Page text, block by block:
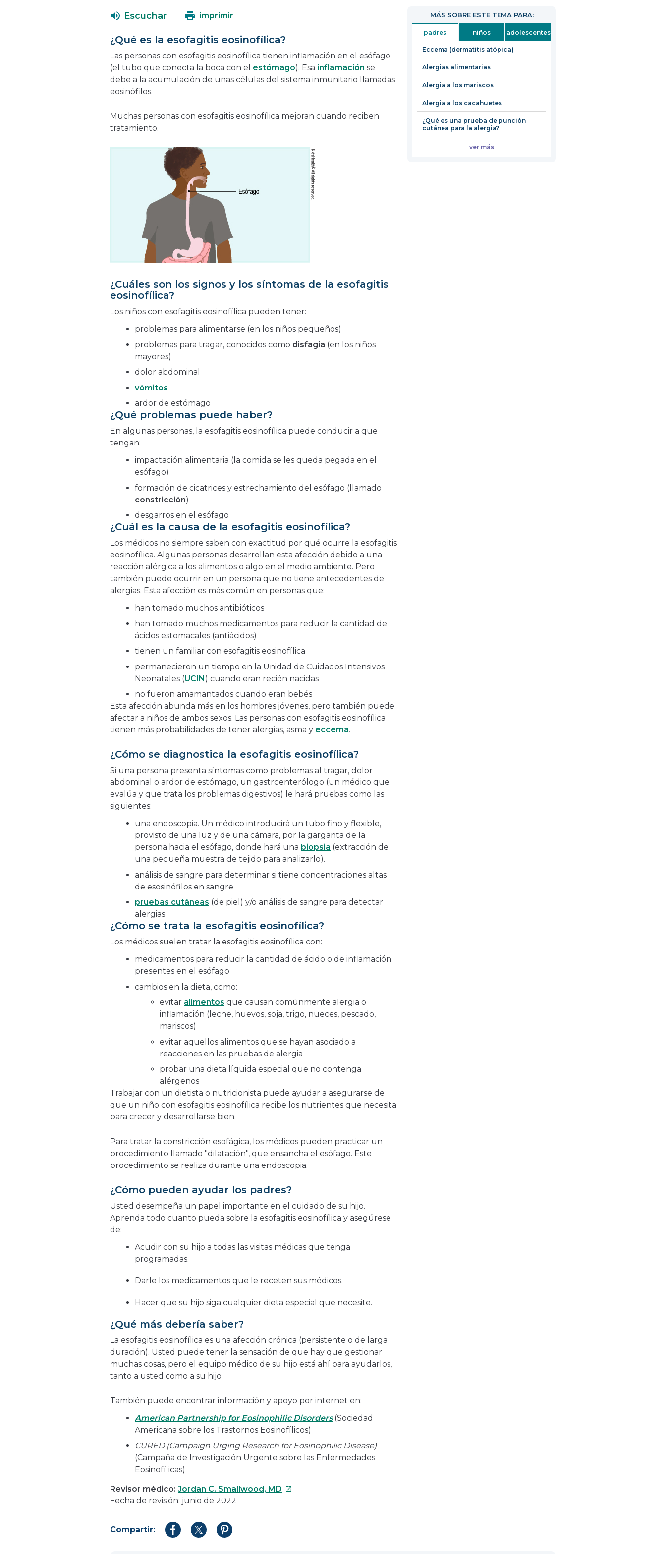
ventana
ventana
Escuchar imprimir
¿Qué es la esofagitis eosinofílica?
Las personas con esofagitis eosinofílica tienen inflamación en el esófago
(el tubo que conecta la boca con el estómago). Esa inflamación se
debe a la acumulación de unas células del sistema inmunitario llamadas
eosinófilos.
Muchas personas con esofagitis eosinofílica mejoran cuando reciben
tratamiento.
¿Cuáles son los signos y los síntomas de la esofagitis
eosinofílica?
Los niños con esofagitis eosinofílica pueden tener:
problemas para alimentarse (en los niños pequeños)
problemas para tragar, conocidos como disfagia (en los niños
mayores)
dolor abdominal
vómitos
ardor de estómago
¿Qué problemas puede haber?
En algunas personas, la esofagitis eosinofílica puede conducir a que
tengan:
impactación alimentaria (la comida se les queda pegada en el
esófago)
formación de cicatrices y estrechamiento del esófago (llamado
constricción)
desgarros en el esófago
¿Cuál es la causa de la esofagitis eosinofílica?
Los médicos no siempre saben con exactitud por qué ocurre la esofagitis
eosinofílica. Algunas personas desarrollan esta afección debido a una
reacción alérgica a los alimentos o algo en el medio ambiente. Pero
también puede ocurrir en un persona que no tiene antecedentes de
alergias. Esta afección es más común en personas que:
han tomado muchos antibióticos
han tomado muchos medicamentos para reducir la cantidad de
ácidos estomacales (antiácidos)
tienen un familiar con esofagitis eosinofílica
permanecieron un tiempo en la Unidad de Cuidados Intensivos
Neonatales (UCIN) cuando eran recién nacidas
no fueron amamantados cuando eran bebés
Esta afección abunda más en los hombres jóvenes, pero también puede
afectar a niños de ambos sexos. Las personas con esofagitis eosinofílica
tienen más probabilidades de tener alergias, asma y eccema.
¿Cómo se diagnostica la esofagitis eosinofílica?
Si una persona presenta síntomas como problemas al tragar, dolor
abdominal o ardor de estómago, un gastroenterólogo (un médico que
evalúa y que trata los problemas digestivos) le hará pruebas como las
siguientes:
una endoscopia. Un médico introducirá un tubo fino y flexible,
provisto de una luz y de una cámara, por la garganta de la
persona hacia el esófago, donde hará una biopsia (extracción de
una pequeña muestra de tejido para analizarlo).
análisis de sangre para determinar si tiene concentraciones altas
de esosinófilos en sangre
pruebas cutáneas (de piel) y/o análisis de sangre para detectar
alergias
¿Cómo se trata la esofagitis eosinofílica?
Los médicos suelen tratar la esofagitis eosinofílica con:
medicamentos para reducir la cantidad de ácido o de inflamación
presentes en el esófago
cambios en la dieta, como:
evitar alimentos que causan comúnmente alergia o
inflamación (leche, huevos, soja, trigo, nueces, pescado,
mariscos)
evitar aquellos alimentos que se hayan asociado a
reacciones en las pruebas de alergia
probar una dieta líquida especial que no contenga
alérgenos
Trabajar con un dietista o nutricionista puede ayudar a asegurarse de
que un niño con esofagitis eosinofílica recibe los nutrientes que necesita
para crecer y desarrollarse bien.
Para tratar la constricción esofágica, los médicos pueden practicar un
procedimiento llamado "dilatación", que ensancha el esófago. Este
procedimiento se realiza durante una endoscopia.
¿Cómo pueden ayudar los padres?
Usted desempeña un papel importante en el cuidado de su hijo.
Aprenda todo cuanto pueda sobre la esofagitis eosinofílica y asegúrese
de:
Acudir con su hijo a todas las visitas médicas que tenga
programadas.
Darle los medicamentos que le receten sus médicos.
Hacer que su hijo siga cualquier dieta especial que necesite.
¿Qué más debería saber?
La esofagitis eosinofílica es una afección crónica (persistente o de larga
duración). Usted puede tener la sensación de que hay que gestionar
muchas cosas, pero el equipo médico de su hijo está ahí para ayudarlos,
tanto a usted como a su hijo.
También puede encontrar información y apoyo por internet en:
American Partnership for Eosinophilic Disorders(Sociedad
Americana sobre los Trastornos Eosinofílicos)
CURED (Campaign Urging Research for Eosinophilic Disease)
(Campaña de Investigación Urgente sobre las Enfermedades
Eosinofílicas)
Revisor médico: Jordan C. Smallwood, MD Este
Fecha de revisión: junio de 2022
MÁS SOBRE ESTE TEMA PARA:
padres niños adolescentes
Eccema (dermatitis atópica)
Alergias alimentarias
Alergia a los mariscos
Alergia a los cacahuetes
¿Qué es una prueba de punción
cutánea para la alergia?
ver más
Compartir:
CompartirCompartirCompartir